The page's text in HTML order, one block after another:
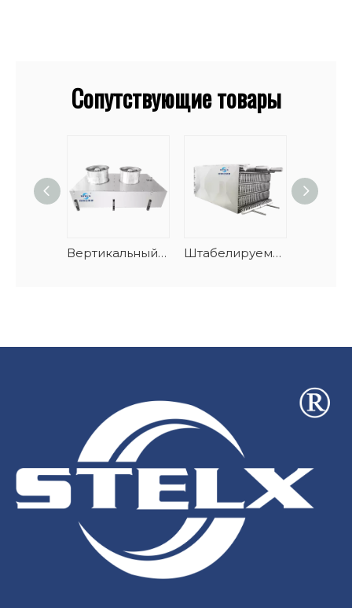
Сопутствующие товары
Вертикальный спиральный туннельный испаритель для морепродуктов с автоматическим размораживанием Штабелируемый спиральный испаритель морозильной камеры из нержавеющей стали и AlMg